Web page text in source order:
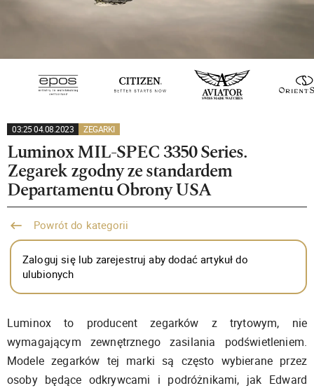
03:25 04.08.2023 ZEGARKI
Luminox MIL-SPEC 3350 Series.
Zegarek zgodny ze standardem
Departamentu Obrony USA
Powrót do kategorii
Zaloguj się lub zarejestruj aby dodać artykuł do
ulubionych
Luminox to producent zegarków z trytowym, nie
wymagającym zewnętrznego zasilania podświetleniem.
Modele zegarków tej marki są często wybierane przez
osoby będące odkrywcami i podróżnikami, jak Edward